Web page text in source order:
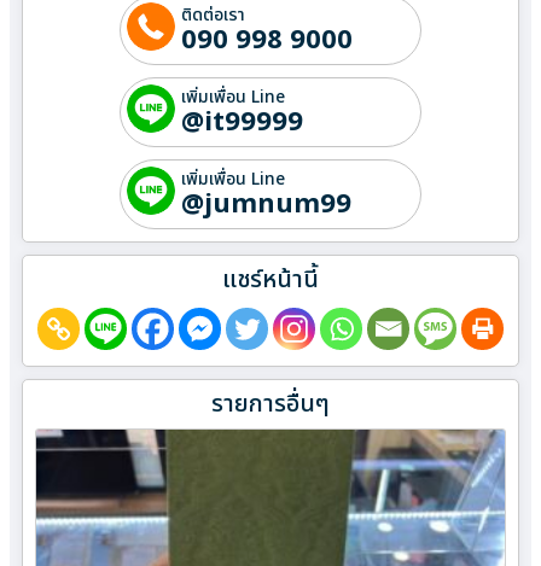
ติดต่อเรา
090 998 9000
เพิ่มเพื่อน Line
@it99999
เพิ่มเพื่อน Line
@jumnum99
แชร์หน้านี้
รายการอื่นๆ